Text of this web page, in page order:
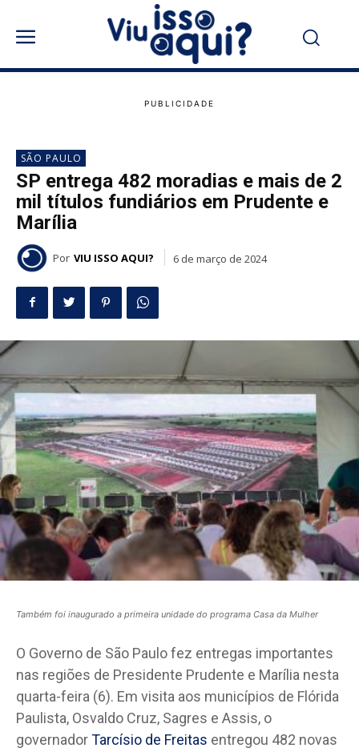
SÃO PAULO
SP entrega 482 moradias e mais de 2
mil títulos fundiários em Prudente e
Marília
Por VIU ISSO AQUI? 6 de março de 2024
Também foi inaugurado a primeira unidade do programa Casa da Mulher
O Governo de São Paulo fez entregas importantes
nas regiões de Presidente Prudente e Marília nesta
quarta-feira (6). Em visita aos municípios de Flórida
Paulista, Osvaldo Cruz, Sagres e Assis, o
governadorTarcísio de Freitas entregou 482 novas